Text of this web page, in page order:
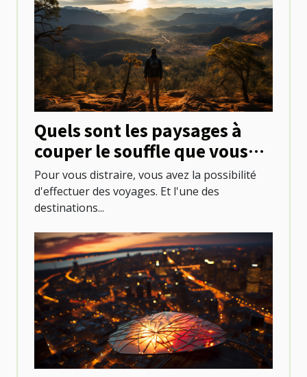
Quels sont les paysages à
couper le souffle que vous
pouvez découvrir au
Mexique ?
Pour vous distraire, vous avez la possibilité
d'effectuer des voyages. Et l'une des
destinations...